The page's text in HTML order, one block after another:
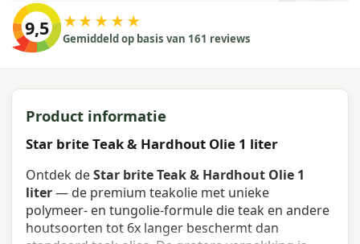
9,5 ★★★★★
Gemiddeld op basis van 161 reviews
Product informatie
Star brite Teak & Hardhout Olie 1 liter
Ontdek deStar brite Teak & Hardhout Olie 1
liter— de premium teakolie met unieke
polymeer- en tungolie-formule die teak en andere
houtsoorten tot 6x langer beschermt dan